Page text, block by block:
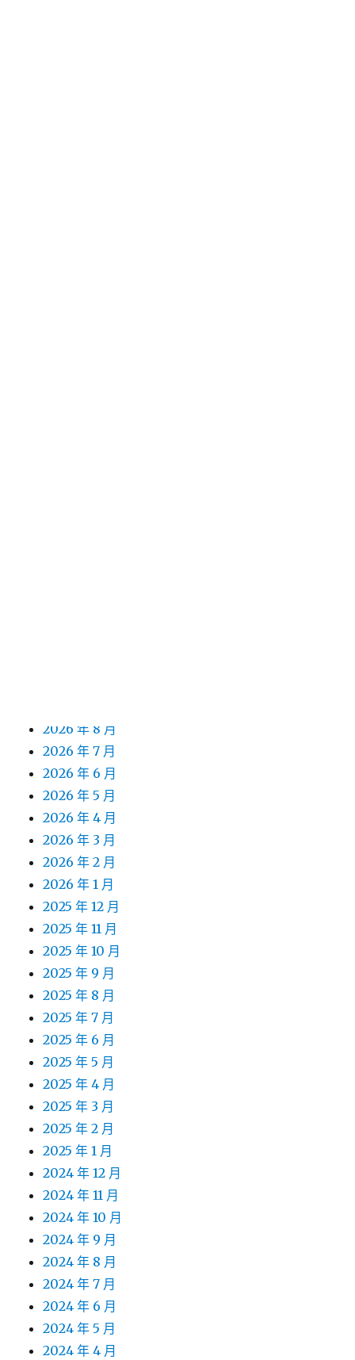
2026 年 8 月
2026 年 7 月
2026 年 6 月
2026 年 5 月
2026 年 4 月
2026 年 3 月
2026 年 2 月
2026 年 1 月
2025 年 12 月
2025 年 11 月
2025 年 10 月
2025 年 9 月
2025 年 8 月
2025 年 7 月
2025 年 6 月
2025 年 5 月
2025 年 4 月
2025 年 3 月
2025 年 2 月
2025 年 1 月
2024 年 12 月
2024 年 11 月
2024 年 10 月
2024 年 9 月
2024 年 8 月
2024 年 7 月
2024 年 6 月
2024 年 5 月
2024 年 4 月